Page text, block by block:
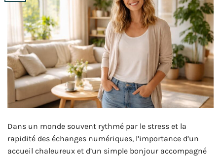
Dans un monde souvent rythmé par le stress et la
rapidité des échanges numériques, l’importance d’un
accueil chaleureux et d’un simple bonjour accompagné